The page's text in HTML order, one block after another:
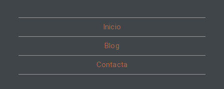
Inicio
Blog
Contacta